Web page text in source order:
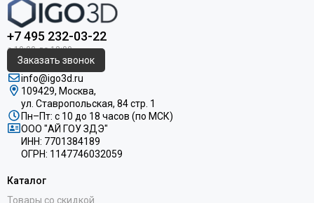
+7 495 232-03-22
Заказать звонок
info@igo3d.ru
109429, Москва,
ул. Ставропольская, 84 стр. 1
Пн–Пт: с 10 до 18 часов (по МСК)
ООО "АЙ ГОУ ЗДЭ"
ИНН: 7701384189
ОГРН: 1147746032059
Каталог
Товары со скидкой